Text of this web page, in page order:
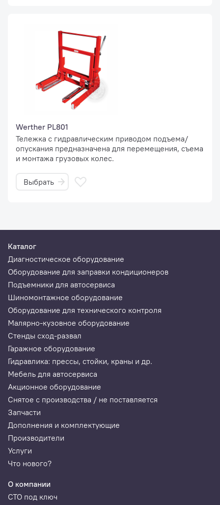
Werther PL801
Тележка с гидравлическим приводом подъема/
опускания предназначена для перемещения, съема
и монтажа грузовых колес.
Выбрать
Каталог
Диагностическое оборудование
Оборудование для заправки кондиционеров
Подъемники для автосервиса
Шиномонтажное оборудование
Оборудование для технического контроля
Малярно-кузовное оборудование
Стенды сход-развал
Гаражное оборудование
Гидравлика: прессы, стойки, краны и др.
Мебель для автосервиса
Акционное оборудование
Снятое с производства / не поставляется
Запчасти
Дополнения и комплектующие
Производители
Услуги
Что нового?
О компании
СТО под ключ